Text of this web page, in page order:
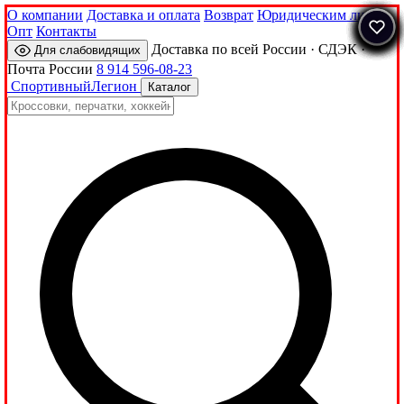
О компании Доставка и оплата Возврат Юридическим лицам
Опт Контакты
Для слабовидящих
Доставка по всей России · СДЭК ·
Почта России 8 914 596-08-23
СпортивныйЛегион Каталог